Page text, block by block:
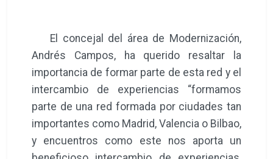
El concejal del área de Modernización,
Andrés Campos, ha querido resaltar la
importancia de formar parte de esta red y el
intercambio de experiencias “formamos
parte de una red formada por ciudades tan
importantes como Madrid, Valencia o Bilbao,
y encuentros como este nos aporta un